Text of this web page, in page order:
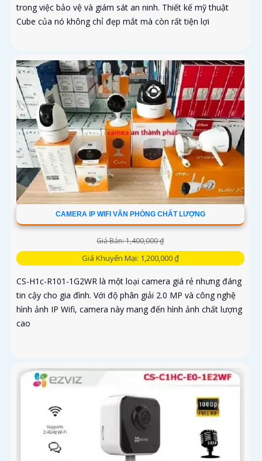
trong việc bảo vệ và giám sát an ninh. Thiết kế mỹ thuật
Cube của nó không chỉ đẹp mắt mà còn rất tiện lợi
CAMERA IP WIFI VĂN PHÒNG CHẤT LƯỢNG
Giá Bán: 1,400,000 ₫
Giá Khuyến Mại: 1,200,000 ₫
CS-H1c-R101-1G2WR là một loại camera giá rẻ nhưng đáng
tin cậy cho gia đình. Với độ phân giải 2.0 MP và công nghệ
hình ảnh IP Wifi, camera này mang đến hình ảnh chất lượng
cao